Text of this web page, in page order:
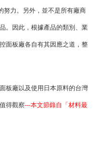
努力。另外，並不是所有廠商
。因此，根據產品的類別、業
面板廠各自有其因應之道，整
板廠以及使用日本原料的台灣
得觀察---本文節錄自「材料最